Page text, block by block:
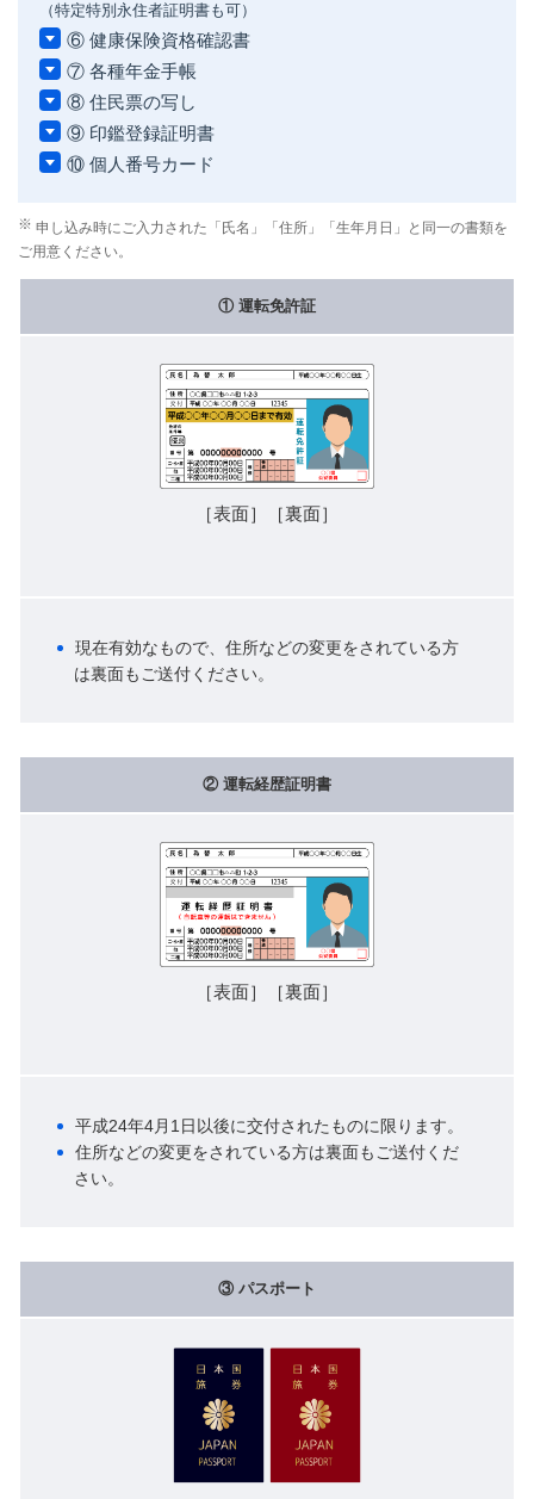
（特定特別永住者証明書も可）
⑥ 健康保険資格確認書
⑦ 各種年金手帳
⑧ 住民票の写し
⑨ 印鑑登録証明書
⑩ 個人番号カード
申し込み時にご入力された「氏名」「住所」「生年月日」と同一の書類を
ご用意ください。
① 運転免許証
［表面］［裏面］
現在有効なもので、住所などの変更をされている方
は裏面もご送付ください。
② 運転経歴証明書
［表面］［裏面］
平成24年4月1日以後に交付されたものに限ります。
住所などの変更をされている方は裏面もご送付くだ
さい。
③ パスポート